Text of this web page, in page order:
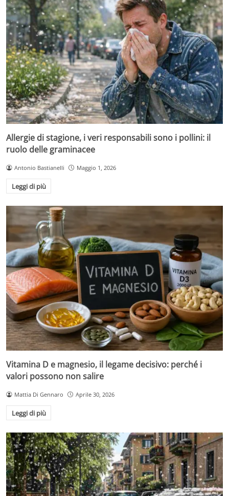
Allergie di stagione, i veri responsabili sono i pollini: il
ruolo delle graminacee
Antonio Bastianelli Maggio 1, 2026
Leggi di più
Vitamina D e magnesio, il legame decisivo: perché i
valori possono non salire
Mattia Di Gennaro Aprile 30, 2026
Leggi di più